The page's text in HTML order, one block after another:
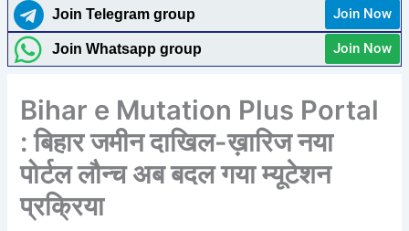
Join Telegram group Join Now
Join Whatsapp group Join Now
Bihar e Mutation Plus Portal
: बिहार जमीन दाखिल-ख़ारिज नया
पोर्टल लौन्च अब बदल गया म्यूटेशन
प्रक्रिया